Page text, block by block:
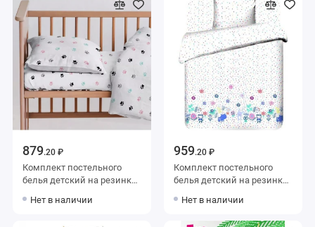
879.20 ₽
Комплект постельного
белья детский на резинке
40х60 Лапки Minki
Нет в наличии
959.20 ₽
Комплект постельного
белья детский на резинке
наволочкой 40х60
Нет в наличии